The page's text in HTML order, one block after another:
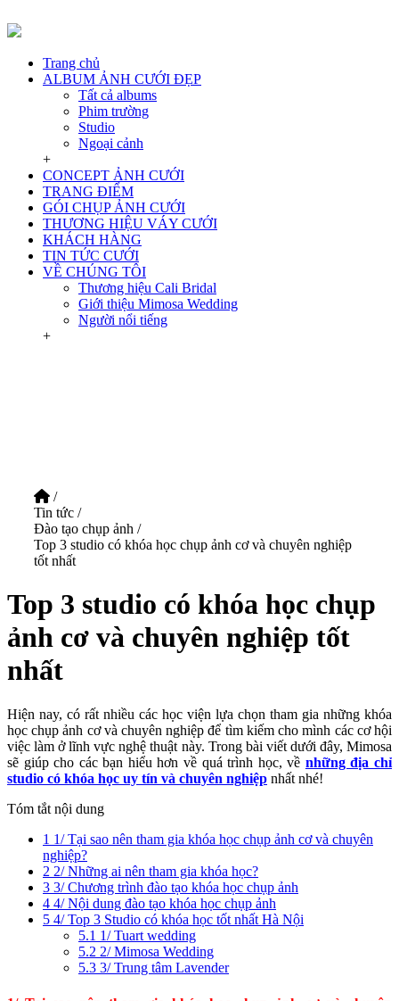
Trang chủ
ALBUM ẢNH CƯỚI ĐẸP
Tất cả albums
Phim trường
Studio
Ngoại cảnh
+
CONCEPT ẢNH CƯỚI
TRANG ĐIỂM
GÓI CHỤP ẢNH CƯỚI
THƯƠNG HIỆU VÁY CƯỚI
KHÁCH HÀNG
TIN TỨC CƯỚI
VỀ CHÚNG TÔI
Thương hiệu Cali Bridal
Giới thiệu Mimosa Wedding
Người nổi tiếng
+
/
Tin tức /
Đào tạo chụp ảnh /
Top 3 studio có khóa học chụp ảnh cơ và chuyên nghiệp
tốt nhất
Top 3 studio có khóa học chụp
ảnh cơ và chuyên nghiệp tốt
nhất
Hiện nay, có rất nhiều các học viện lựa chọn tham gia những khóa
học chụp ảnh cơ và chuyên nghiệp để tìm kiếm cho mình các cơ hội
việc làm ở lĩnh vực nghệ thuật này. Trong bài viết dưới đây, Mimosa
sẽ giúp cho các bạn hiểu hơn về quá trình học, về những địa chỉ
studio có khóa học uy tín và chuyên nghiệp nhất nhé!
Tóm tắt nội dung
1 1/ Tại sao nên tham gia khóa học chụp ảnh cơ và chuyên
nghiệp?
2 2/ Những ai nên tham gia khóa học?
3 3/ Chương trình đào tạo khóa học chụp ảnh
4 4/ Nội dung đào tạo khóa học chụp ảnh
5 4/ Top 3 Studio có khóa học tốt nhất Hà Nội
5.1 1/ Tuart wedding
5.2 2/ Mimosa Wedding
5.3 3/ Trung tâm Lavender